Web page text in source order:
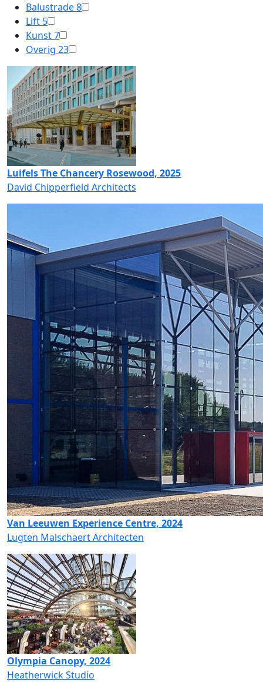
Balustrade8
Lift 5
Kunst7
Overig 23
Luifels The Chancery Rosewood, 2025
David Chipperfield Architects
Van Leeuwen Experience Centre, 2024
Lugten Malschaert Architecten
Olympia Canopy, 2024
Heatherwick Studio